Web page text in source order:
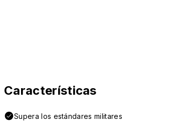
Características
Supera los estándares militares